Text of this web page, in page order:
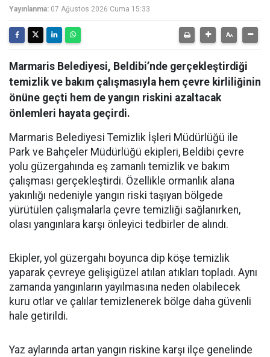
Yayınlanma: 07 Ağustos 2026 Cuma 15:33
Marmaris Belediyesi, Beldibi’nde gerçekleştirdiği
temizlik ve bakım çalışmasıyla hem çevre kirliliğinin
önüne geçti hem de yangın riskini azaltacak
önlemleri hayata geçirdi.
Marmaris Belediyesi Temizlik İşleri Müdürlüğü ile
Park ve Bahçeler Müdürlüğü ekipleri, Beldibi çevre
yolu güzergahında eş zamanlı temizlik ve bakım
çalışması gerçekleştirdi. Özellikle ormanlık alana
yakınlığı nedeniyle yangın riski taşıyan bölgede
yürütülen çalışmalarla çevre temizliği sağlanırken,
olası yangınlara karşı önleyici tedbirler de alındı.
Ekipler, yol güzergahı boyunca dip köşe temizlik
yaparak çevreye gelişigüzel atılan atıkları topladı. Aynı
zamanda yangınların yayılmasına neden olabilecek
kuru otlar ve çalılar temizlenerek bölge daha güvenli
hale getirildi.
Yaz aylarında artan yangın riskine karşı ilçe genelinde